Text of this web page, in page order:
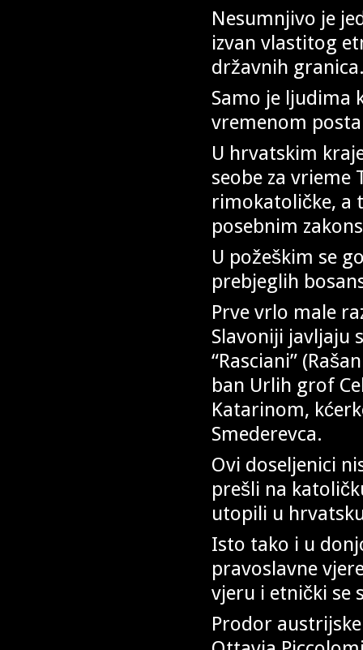
Nesumnjivo je
izvan vlastitog
državnih
Samo je ljudima
vremenom
U hrvatskim
seobe za vrieme
rimokatoličke, a
posebnim
U požeškim se
prebjeglih
Prve vrlo male
Slavoniji javljaju
“Rasciani”
ban Urlih grof
Katarinom,
Smederevca.
Ovi doseljenici
prešli na
utopili u
Isto tako i u
pravoslavne
vjeru i etnički se
Prodor